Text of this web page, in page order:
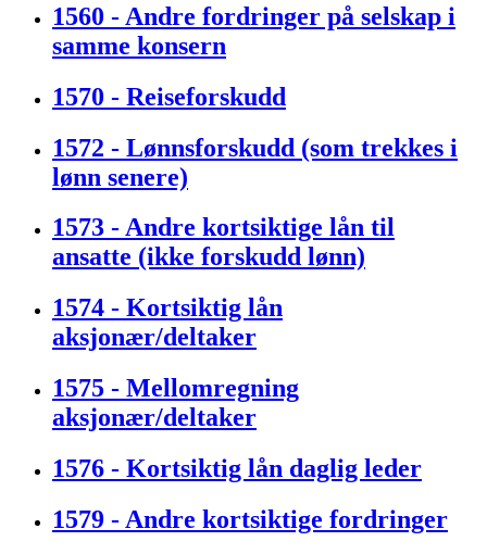
1560 - Andre fordringer på selskap i
samme konsern
1570 - Reiseforskudd
1572 - Lønnsforskudd (som trekkes i
lønn senere)
1573 - Andre kortsiktige lån til
ansatte (ikke forskudd lønn)
1574 - Kortsiktig lån
aksjonær/deltaker
1575 - Mellomregning
aksjonær/deltaker
1576 - Kortsiktig lån daglig leder
1579 - Andre kortsiktige fordringer